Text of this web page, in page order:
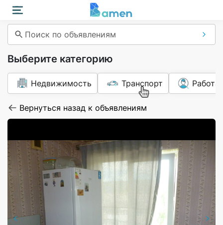
Поиск по объявлениям
Выберите категорию
Недвижимость Транспорт Работа
Вернуться назад к объявлениям